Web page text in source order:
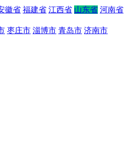
徽省 福建省 江西省 山东省 河南省
枣庄市 淄博市 青岛市 济南市